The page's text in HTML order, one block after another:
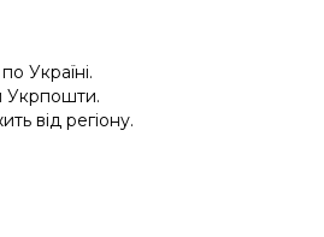
Україні.
Укрпошти.
від регіону.